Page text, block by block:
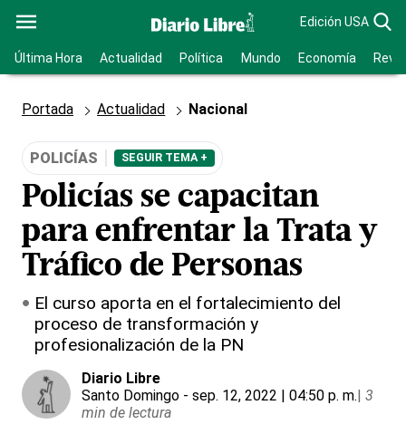
Edición USA
Última Hora Actualidad Política Mundo Economía
Portada Actualidad Nacional
POLICÍAS SEGUIR TEMA +
Policías se capacitan
para enfrentar la Trata y
Tráfico de Personas
El curso aporta en el fortalecimiento del
proceso de transformación y
profesionalización de la PN
Diario Libre
Santo Domingo - sep. 12, 2022 | 04:50 p. m.| 3
min de lectura